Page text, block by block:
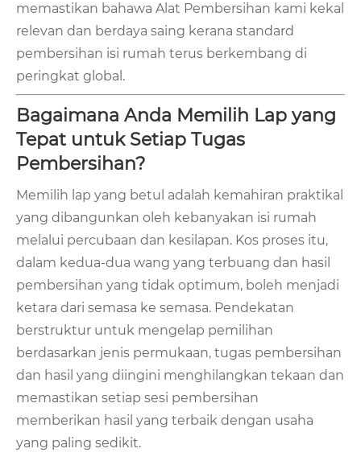
memastikan bahawa Alat Pembersihan kami kekal
relevan dan berdaya saing kerana standard
pembersihan isi rumah terus berkembang di
peringkat global.
Bagaimana Anda Memilih Lap yang
Tepat untuk Setiap Tugas
Pembersihan?
Memilih lap yang betul adalah kemahiran praktikal
yang dibangunkan oleh kebanyakan isi rumah
melalui percubaan dan kesilapan. Kos proses itu,
dalam kedua-dua wang yang terbuang dan hasil
pembersihan yang tidak optimum, boleh menjadi
ketara dari semasa ke semasa. Pendekatan
berstruktur untuk mengelap pemilihan
berdasarkan jenis permukaan, tugas pembersihan
dan hasil yang diingini menghilangkan tekaan dan
memastikan setiap sesi pembersihan
memberikan hasil yang terbaik dengan usaha
yang paling sedikit.